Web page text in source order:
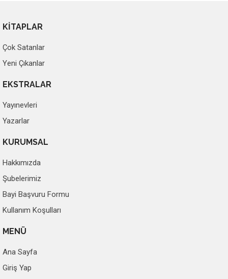
KİTAPLAR
Çok Satanlar
Yeni Çıkanlar
EKSTRALAR
Yayınevleri
Yazarlar
KURUMSAL
Hakkımızda
Şubelerimiz
Bayi Başvuru Formu
Kullanım Koşulları
MENÜ
Ana Sayfa
Giriş Yap